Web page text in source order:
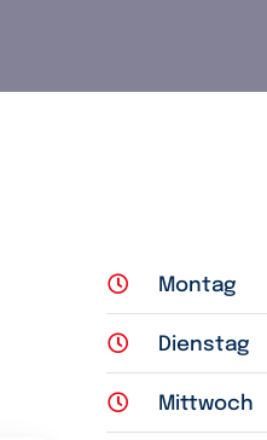
Montag
Dienstag
Mittwoch